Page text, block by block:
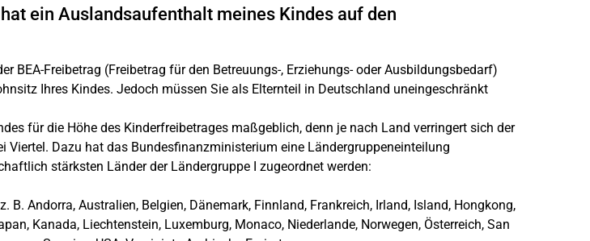
ein Auslandsaufenthalt meines Kindes auf den
BEA-Freibetrag (Freibetrag für den Betreuungs-, Erziehungs- oder Ausbildungsbedarf)
Ihres Kindes. Jedoch müssen Sie als Elternteil in Deutschland uneingeschränkt
für die Höhe des Kinderfreibetrages maßgeblich, denn je nach Land verringert sich der
Viertel. Dazu hat das Bundesfinanzministerium eine Ländergruppeneinteilung
stärksten Länder der Ländergruppe I zugeordnet werden:
B. Andorra, Australien, Belgien, Dänemark, Finnland, Frankreich, Irland, Island, Hongkong,
Kanada, Liechtenstein, Luxemburg, Monaco, Niederlande, Norwegen, Österreich, San